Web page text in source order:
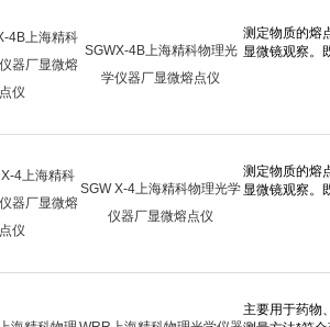
SGWX-4B上海精科物理光
学仪器厂显微熔点仪
SGW X-4上海精科物理光学
仪器厂显微熔点仪